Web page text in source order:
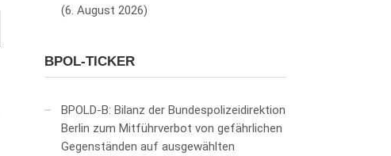
6. August 2026
BPOL-TICKER
BPOLD-B: Bilanz der Bundespolizeidirektion
Berlin zum Mitführverbot von gefährlichen
Gegenständen auf ausgewählten